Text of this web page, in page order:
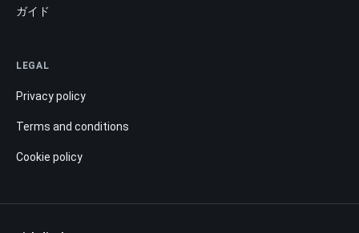
ガイド
LEGAL
Privacy policy
Terms and conditions
Cookie policy